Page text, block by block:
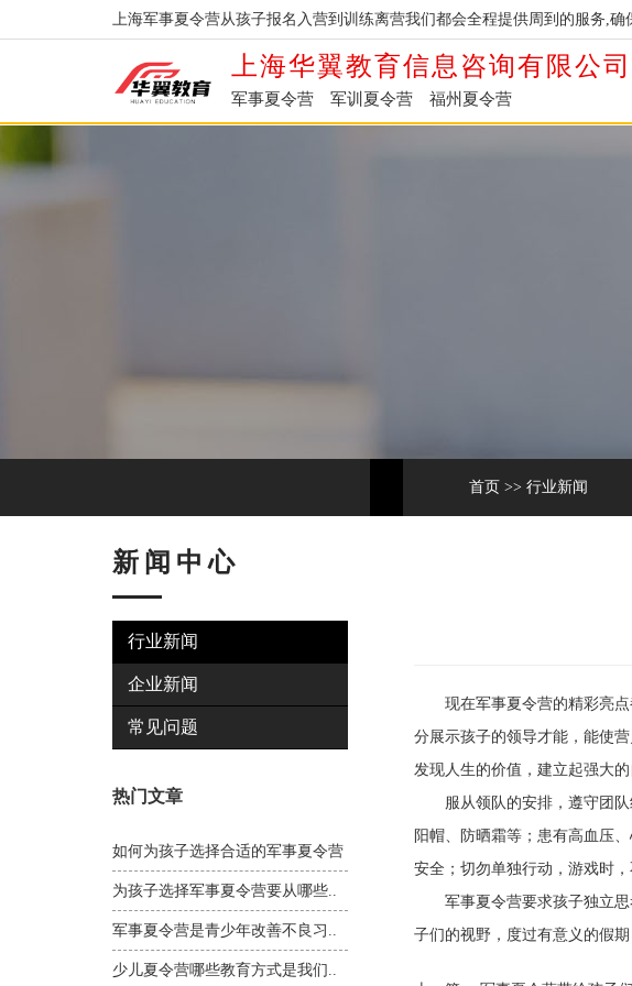
上海军事夏令营从孩子报名入营到训练离营我们都会全程提供周到的服务,
上海华翼教育信息咨询有限公司
军事夏令营 军训夏令营 福州夏令营
首页 >> 行业新闻
新闻中心
行业新闻
企业新闻
常见问题
热门文章
如何为孩子选择合适的军事夏令营
为孩子选择军事夏令营要从哪些..
军事夏令营是青少年改善不良习..
少儿夏令营哪些教育方式是我们..
现在军事夏令营的精彩亮点
分展示孩子的领导才能，能使
发现人生的价值，建立起强大
服从领队的安排，遵守团队
阳帽、防晒霜等；患有高血压
安全；切勿单独行动，游戏时
军事夏令营要求孩子独立思
子们的视野，度过有意义的假期